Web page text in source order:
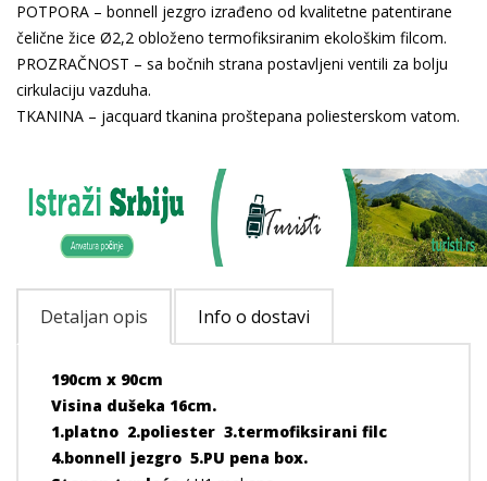
POTPORA – bonnell jezgro izrađeno od kvalitetne patentirane
čelične žice Ø2,2 obloženo termofiksiranim ekološkim filcom.
PROZRAČNOST – sa bočnih strana postavljeni ventili za bolju
cirkulaciju vazduha.
TKANINA – jacquard tkanina proštepana poliesterskom vatom.
Detaljan opis Info o dostavi
190cm x 90cm
Visina dušeka 16cm.
1.platno 2.poliester 3.termofiksirani filc
4.bonnell jezgro 5.PU pena box.